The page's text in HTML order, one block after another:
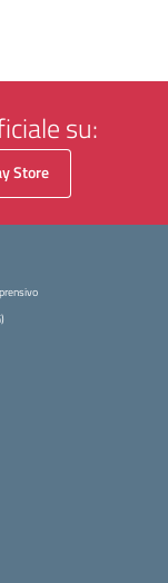
su:
Store
iniziale della scuola